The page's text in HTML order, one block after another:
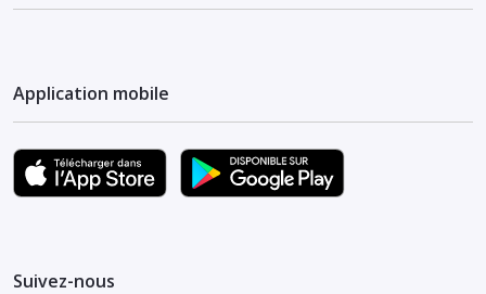
Application mobile
Suivez-nous